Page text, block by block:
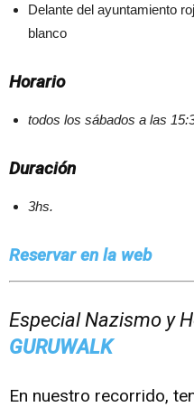
Delante del ayuntamiento
blanco
Horario
todos los sábados a las
Duración
3hs.
Reservar en la web
Especial Nazismo y
GURUWALK
En nuestro recorrido,